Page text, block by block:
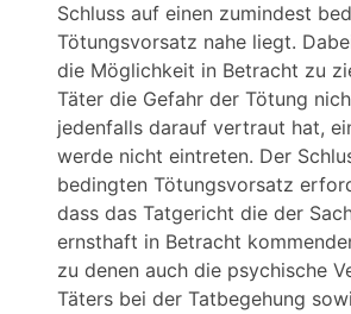
Schluss auf einen zumindest
Tötungsvorsatz nahe liegt.
die Möglichkeit in Betracht zu
Täter die Gefahr der Tötung
jedenfalls darauf vertraut hat,
werde nicht eintreten. Der
bedingten Tötungsvorsatz
dass das Tatgericht die der
ernsthaft in Betracht
zu denen auch die psychische
Täters bei der Tatbegehung